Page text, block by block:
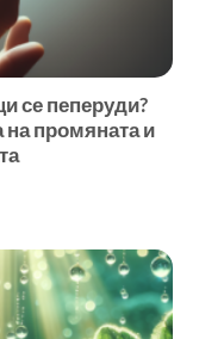
се пеперуди?
на промяната и